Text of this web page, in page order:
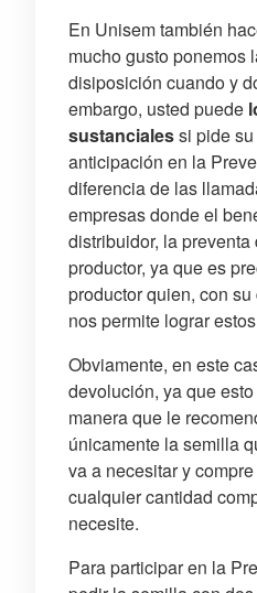
En Unisem también
mucho gusto ponemos
disiposición cuando y
embargo, usted puede
sustancialessi pide
anticipación en la
diferencia de las
empresas donde el
distribuidor, la
productor, ya que es
productor quien, con
nos permite lograr
Obviamente, en este
devolución, ya que
manera que le
únicamente la semilla
va a necesitar y
cualquier cantidad
necesite.
Para participar en la